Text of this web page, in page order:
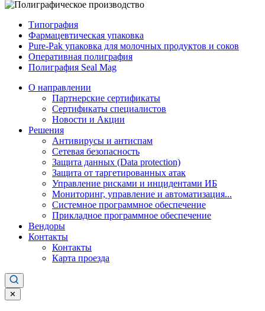
Типография
Фармацевтическая упаковка
Pure-Pak упаковка для молочных продуктов и соков
Оперативная полиграфия
Полиграфия Seal Mag
О направлении
Партнерские сертификаты
Сертификаты специалистов
Новости и Акции
Решения
Антивирусы и антиспам
Сетевая безопасность
Защита данных (Data protection)
Защита от таргетированных атак
Управление рисками и инцидентами ИБ
Мониторинг, управление и автоматизация...
Системное программное обеспечение
Прикладное программное обеспечение
Вендоры
Контакты
Контакты
Карта проезда
✕